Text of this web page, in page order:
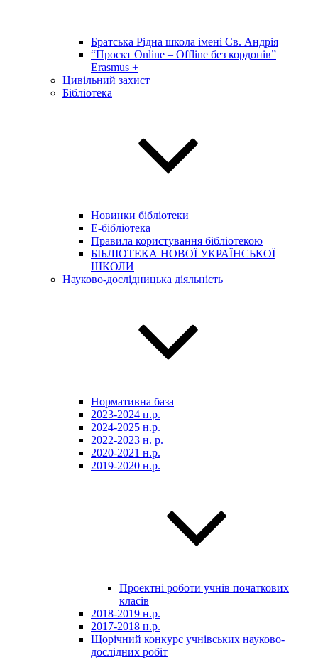
Братська Рідна школа імені Св. Андрія
“Проєкт Online – Offline без кордонів”
Erasmus +
Цивільний захист
Бібліотека
Новинки бібліотеки
E-бібліотека
Правила користування бібліотекою
БІБЛІОТЕКА НОВОЇ УКРАЇНСЬКОЇ
ШКОЛИ
Науково-дослідницька діяльність
Нормативна база
2023-2024 н.р.
2024-2025 н.р.
2022-2023 н. р.
2020-2021 н.р.
2019-2020 н.р.
Проектні роботи учнів початкових
класів
2018-2019 н.р.
2017-2018 н.р.
Щорічний конкурс учнівських науково-
дослідних робіт